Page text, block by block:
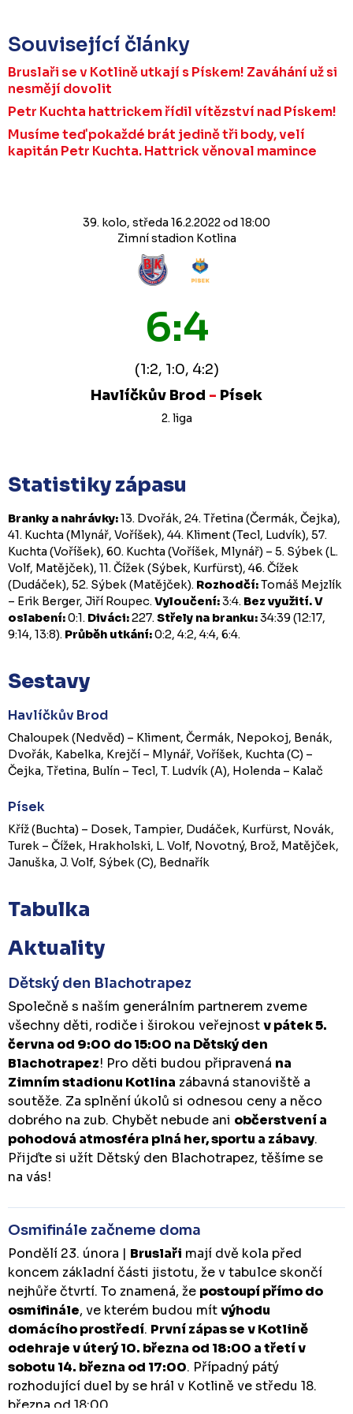
Související články
Bruslaři se v Kotlině utkají s Pískem! Zaváhání už si
nesmějí dovolit
Petr Kuchta hattrickem řídil vítězství nad Pískem!
Musíme teď pokaždé brát jedině tři body, velí
kapitán Petr Kuchta. Hattrick věnoval mamince
39. kolo, středa 16.2.2022 od 18:00
Zimní stadion Kotlina
6:4
(1:2, 1:0, 4:2)
Havlíčkův Brod - Písek
2. liga
Statistiky zápasu
Branky a nahrávky:13. Dvořák, 24. Třetina (Čermák, Čejka),
41. Kuchta (Mlynář, Voříšek), 44. Kliment (Tecl, Ludvík), 57.
Kuchta (Voříšek), 60. Kuchta (Voříšek, Mlynář) – 5. Sýbek (L.
Volf, Matějček), 11. Čížek (Sýbek, Kurfürst), 46. Čížek
(Dudáček), 52. Sýbek (Matějček). Rozhodčí:Tomáš Mejzlík
– Erik Berger, Jiří Roupec.Vyloučení:3:4. Bez využití.V
oslabení:0:1. Diváci:227.Střely na branku:34:39 (12:17,
9:14, 13:8). Průběh utkání:0:2, 4:2, 4:4, 6:4.
Sestavy
Havlíčkův Brod
Chaloupek (Nedvěd) – Kliment, Čermák, Nepokoj, Benák,
Dvořák, Kabelka, Krejčí – Mlynář, Voříšek, Kuchta (C) –
Čejka, Třetina, Bulín – Tecl, T. Ludvík (A), Holenda – Kalač
Písek
Kříž (Buchta) – Dosek, Tampier, Dudáček, Kurfürst, Novák,
Turek – Čížek, Hrakholski, L. Volf, Novotný, Brož, Matějček,
Januška, J. Volf, Sýbek (C), Bednařík
Tabulka
Aktuality
Dětský den Blachotrapez
Společně s naším generálním partnerem zveme
všechny děti, rodiče i širokou veřejnostv pátek 5.
června od 9:00 do 15:00 na Dětský den
Blachotrapez! Pro děti budou připravená na
Zimním stadionu Kotlina zábavná stanoviště a
soutěže. Za splnění úkolů si odnesou ceny a něco
dobrého na zub. Chybět nebude ani občerstvení a
pohodová atmosféra plná her, sportu a zábavy.
Přijďte si užít Dětský den Blachotrapez, těšíme se
na vás!
Osmifinále začneme doma
Pondělí 23. února | Bruslaři mají dvě kola před
koncem základní části jistotu, že v tabulce skončí
nejhůře čtvrtí. To znamená, že postoupí přímo do
osmifinále, ve kterém budou mítvýhodu
domácího prostředí. První zápas se v Kotlině
odehraje v úterý 10. března od 18:00 a třetí v
sobotu 14. března od 17:00. Případný pátý
rozhodující duel by se hrál v Kotlině ve středu 18.
března od 18:00.